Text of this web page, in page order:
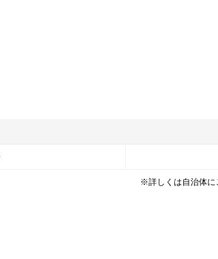
※詳しくは自治体に